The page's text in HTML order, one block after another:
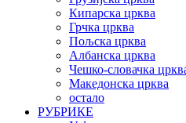
Кипарска црква
Грчка црква
Пољска црква
Албанска црква
Чешко-словачка
Македонска црква
остало
РУБРИКЕ